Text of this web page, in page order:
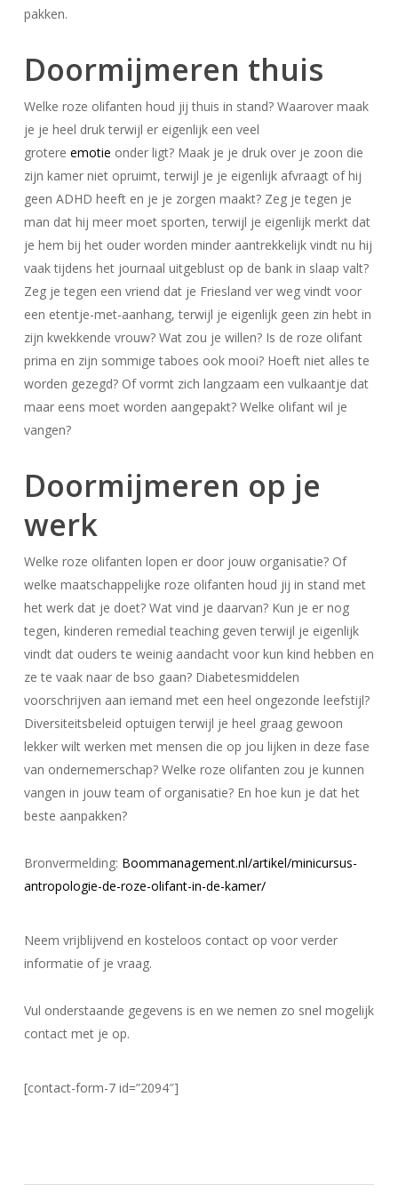
pakken.
Doormijmeren thuis
Welke roze olifanten houd jij thuis in stand? Waarover maak
je je heel druk terwijl er eigenlijk een veel
grotere emotie onder ligt? Maak je je druk over je zoon die
zijn kamer niet opruimt, terwijl je je eigenlijk afvraagt of hij
geen ADHD heeft en je je zorgen maakt? Zeg je tegen je
man dat hij meer moet sporten, terwijl je eigenlijk merkt dat
je hem bij het ouder worden minder aantrekkelijk vindt nu hij
vaak tijdens het journaal uitgeblust op de bank in slaap valt?
Zeg je tegen een vriend dat je Friesland ver weg vindt voor
een etentje-met-aanhang, terwijl je eigenlijk geen zin hebt in
zijn kwekkende vrouw? Wat zou je willen? Is de roze olifant
prima en zijn sommige taboes ook mooi? Hoeft niet alles te
worden gezegd? Of vormt zich langzaam een vulkaantje dat
maar eens moet worden aangepakt? Welke olifant wil je
vangen?
Doormijmeren op je
werk
Welke roze olifanten lopen er door jouw organisatie? Of
welke maatschappelijke roze olifanten houd jij in stand met
het werk dat je doet? Wat vind je daarvan? Kun je er nog
tegen, kinderen remedial teaching geven terwijl je eigenlijk
vindt dat ouders te weinig aandacht voor kun kind hebben en
ze te vaak naar de bso gaan? Diabetesmiddelen
voorschrijven aan iemand met een heel ongezonde leefstijl?
Diversiteitsbeleid optuigen terwijl je heel graag gewoon
lekker wilt werken met mensen die op jou lijken in deze fase
van ondernemerschap? Welke roze olifanten zou je kunnen
vangen in jouw team of organisatie? En hoe kun je dat het
beste aanpakken?
Bronvermelding: Boommanagement.nl/artikel/minicursus-
antropologie-de-roze-olifant-in-de-kamer/
Neem vrijblijvend en kosteloos contact op voor verder
informatie of je vraag.
Vul onderstaande gegevens is en we nemen zo snel mogelijk
contact met je op.
[contact-form-7 id=”2094″]